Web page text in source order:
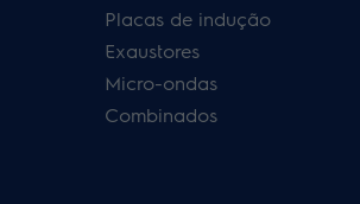
Placas de indução
Exaustores
Micro-ondas
Combinados